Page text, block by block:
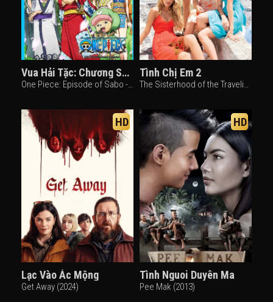
Vua Hải Tặc: Chương Sabo - Mối liên kết của ba anh em và ý chí được kế thừa
One Piece: Episode of Sabo - 3 Kyōdai no Kizuna Kiseki no Saikai to Uketsugareru Ishi, One Piece Sapo Special Chapter Three Brothers' Bonds, Miracle Reunion and Inherited Will (2015)
Tình Chị Em 2
The Sisterhood of the Traveling Pants 2 (2008)
HD
Lạc Vào Ác Mộng
Get Away (2024)
HD
Tình Nguoi Duyên Ma
Pee Mak (2013)